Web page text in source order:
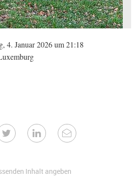
4. Januar 2026 um 21:18
Inhalt angeben